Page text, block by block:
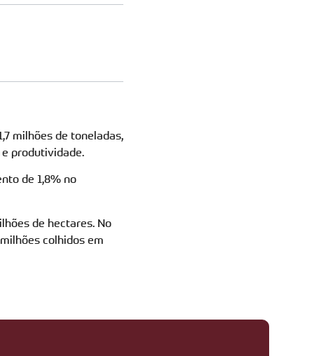
milhões de toneladas,
produtividade.
de 1,8% no
de hectares. No
colhidos em